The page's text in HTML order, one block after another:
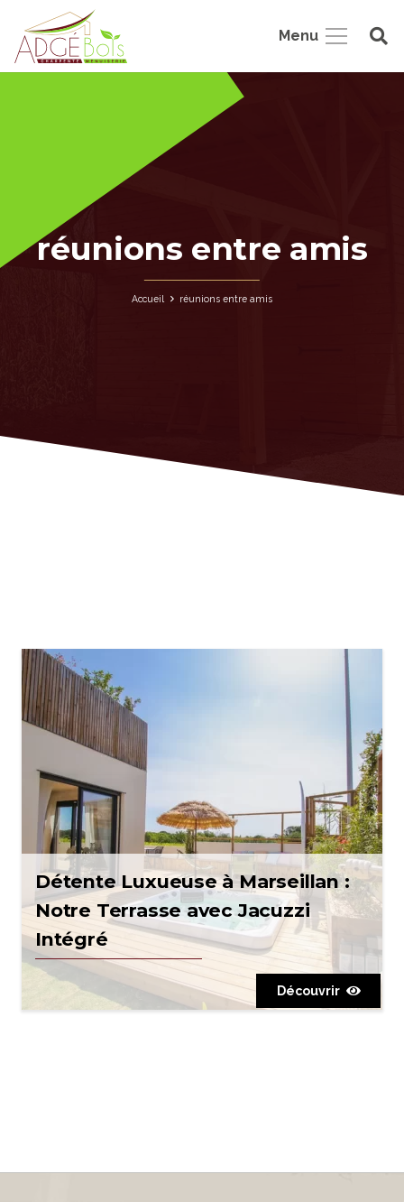
Menu
réunions entre amis
Accueil réunions entre amis
Détente Luxueuse à Marseillan :
Notre Terrasse avec Jacuzzi
Intégré
Découvrez notre expertise en conception de terrasse avec
jacuzzi intégré à Marseillan. Créez un espace de détente
luxueuse avec notre équipe d’artisans.
Découvrir